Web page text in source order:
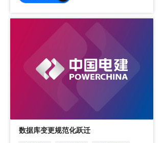
数据库变更规范化跃迁